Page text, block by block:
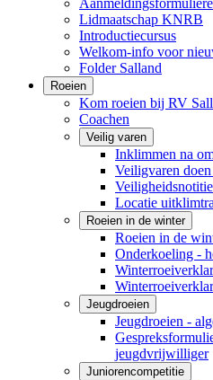
Lidmaatschap KNRB
Introductiecursus
Welkom-info voor
Folder Salland
Roeien
Kom roeien bij RV
Coachen
Veilig varen
Inklimmen na
Veiligvaren
Locatie
Roeien in de winter
Roeien in de
Onderkoeling -
Jeugdroeien
Jeugdroeien -
jeugdvrijwilliger
Juniorencompetitie